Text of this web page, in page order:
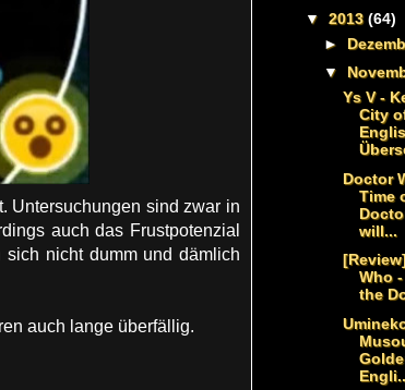
Untersuchungen sind zwar in
auch das Frustpotenzial
sich nicht dumm und dämlich
auch lange überfällig.
▼ 2013(64)
►
▼
Ys V -
City
Doctor
Time
will...
Who
the